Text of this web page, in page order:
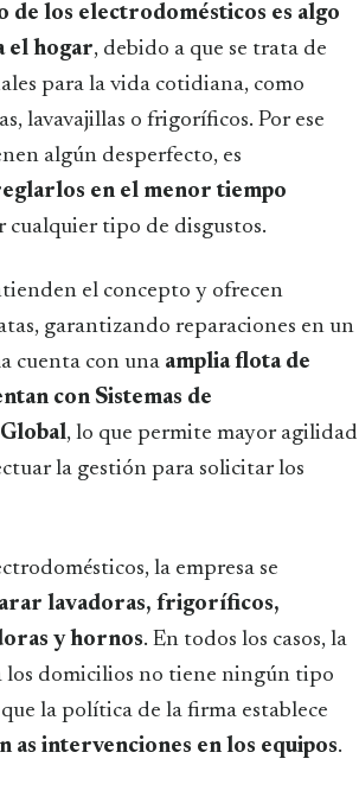
de los electrodomésticos es algo
el hogar, debido a que se trata de
para la vida cotidiana, como
lavavajillas o frigoríficos. Por ese
algún desperfecto, es
en el menor tiempo
cualquier tipo de disgustos.
el concepto y ofrecen
garantizando reparaciones en un
cuenta con una amplia flota de
con Sistemas de
, lo que permite mayor agilidad
la gestión para solicitar los
la empresa se
lavadoras, frigoríficos,
y hornos. En todos los casos, la
los domicilios no tiene ningún tipo
la política de la firma establece
as intervenciones en los equipos.